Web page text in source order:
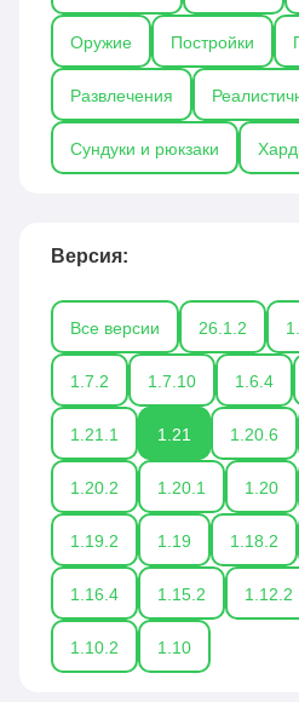
Оружие Постройки
Развлечения
Сундуки и рюкзаки
Версия:
Все версии 26.1.2
1.7.2 1.7.10 1.6.4
1.21.1 1.21 1.20.6
1.20.2 1.20.1 1.20
1.19.2 1.19 1.18.2
1.16.4 1.15.2 1.12.2
1.10.2 1.10